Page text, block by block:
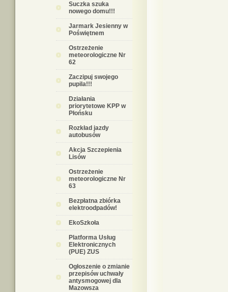
Suczka szuka
nowego domu!!!
Jarmark Jesienny w
Poświętnem
Ostrzeżenie
meteorologiczne Nr
62
Zaczipuj swojego
pupila!!!
Działania
priorytetowe KPP w
Płońsku
Rozkład jazdy
autobusów
Akcja Szczepienia
Lisów
Ostrzeżenie
meteorologiczne Nr
63
Bezpłatna zbiórka
elektroodpadów!
EkoSzkoła
Platforma Usług
Elektronicznych
(PUE) ZUS
Ogłoszenie o zmianie
przepisów uchwały
antysmogowej dla
Mazowsza